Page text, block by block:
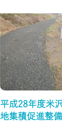
平成28年度米
地集積促進整